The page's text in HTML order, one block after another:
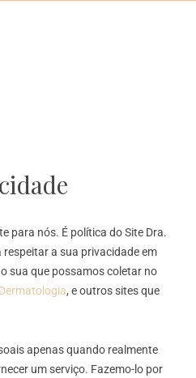
para nós. É política do Site Dra.
a sua privacidade em
sua que possamos coletar no
, e outros sites que
apenas quando realmente
um serviço. Fazemo-lo por